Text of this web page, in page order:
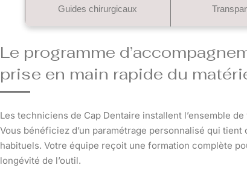
Guides chirurgicaux
Le programme
prise en main rapide du
Les techniciens de Cap Dentaire installent l’ensemble
Vous bénéficiez d’un paramétrage personnalisé qui
habituels. Votre équipe reçoit une formation complète
longévité de l’outil.